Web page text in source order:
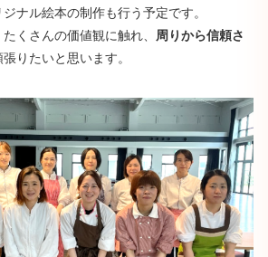
ナル絵本の制作も行う予定です。
くさんの価値観に触れ、 周りから信頼さ
りたいと思います。